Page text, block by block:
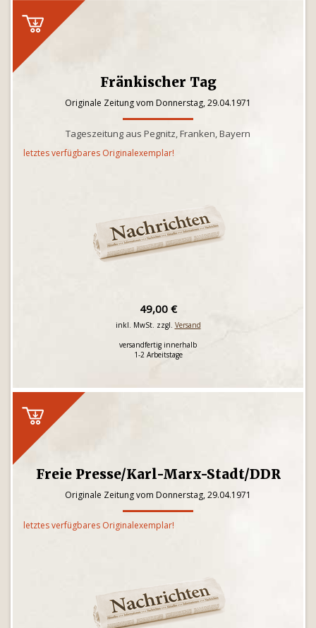
Fränkischer Tag
Originale Zeitung vom Donnerstag, 29.04.1971
Tageszeitung aus Pegnitz, Franken, Bayern
letztes verfügbares Originalexemplar!
49,00 €
inkl. MwSt. zzgl. Versand
versandfertig innerhalb
1-2 Arbeitstage
Freie Presse/Karl-Marx-Stadt/DDR
Originale Zeitung vom Donnerstag, 29.04.1971
letztes verfügbares Originalexemplar!